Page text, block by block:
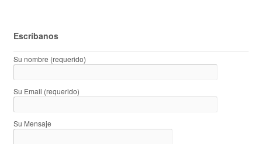
Escríbanos
Su nombre (requerido)
Su Email (requerido)
Su Mensaje